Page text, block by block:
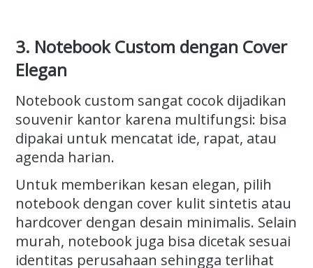
3. Notebook Custom dengan Cover
Elegan
Notebook custom sangat cocok dijadikan
souvenir kantor karena multifungsi: bisa
dipakai untuk mencatat ide, rapat, atau
agenda harian.
Untuk memberikan kesan elegan, pilih
notebook dengan cover kulit sintetis atau
hardcover dengan desain minimalis. Selain
murah, notebook juga bisa dicetak sesuai
identitas perusahaan sehingga terlihat